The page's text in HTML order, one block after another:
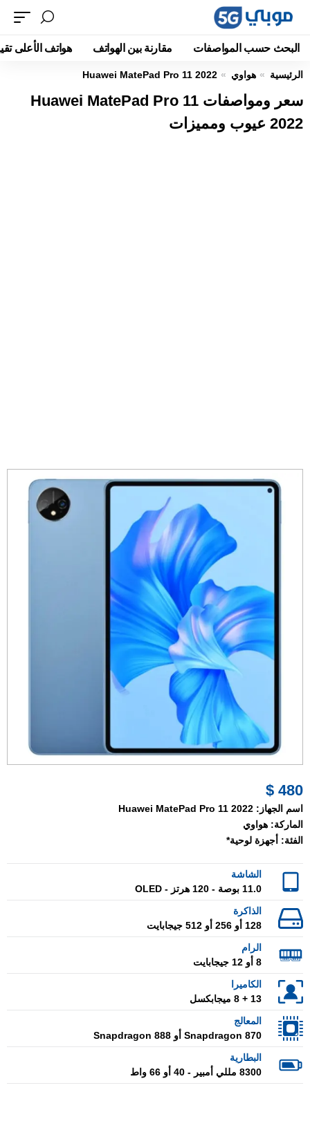
البحث حسب المواصفات مقارنة بين الهواتف هواتف الأعلى
الرئيسية هواوي Huawei MatePad Pro 11 2022
سعر ومواصفات Huawei MatePad Pro 11
2022 عيوب ومميزات
480 $
اسم الجهاز: Huawei MatePad Pro 11 2022
الماركة: هواوي
الفئة: أجهزة لوحية*
الشاشة
11.0 بوصة - 120 هرتز - OLED
الذاكرة
128 أو 256 أو 512 جيجابايت
الرام
8 أو 12 جيجابايت
الكاميرا
13 + 8 ميجابكسل
المعالج
Snapdragon 870 أو Snapdragon 888
البطارية
8300 مللي أمبير - 40 أو 66 واط